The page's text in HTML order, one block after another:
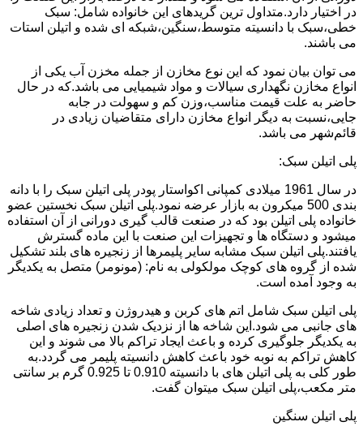
در اختیار دارد.متداول ترین گریدهای این خانواده شامل: سبک
خطی،سبک با دانسیته متوسط،سنگین،شبکه ای شده و اتیلن استات
می باشند.
می توان بیان نمود که این نوع مخازن از جمله مخزن آب یکی از
انواع مخازن نگهداری سیالات و مواد شیمیایی می باشد.که در حال
حاضر به علت قیمت مناسب،وزن کم و سهولت در جابه
جایی،نسبت به دیگر انواع مخازن دارای متقاضیان زیادی در
قائم‌شهر می باشد.
پلی اتیلن سبک:
در سال 1961 میلادی کمپانی اکواستار پودر پلی اتیلن سبک را با دانه
بندی 500 میکرون به بازار عرضه نمود.پلی اتیلن سبک نخستین عضو
خانواده پلی اتیلن بود که در صنعت قالب گیری دورانی از آن استفاده
میشود و دستگاه ها و تجهیزات این صنعت با این ماده گسترش
یافتند.پلی اتیلن سبک مشابه سایر پلیمرها از زنجیره های بلند تشکیل
شده از گروه های کوچک مولکولی به نام: (مونومر) متصل به یکدیگر
به وجود آمده است.
پلی اتیلن سبک شامل اتم های کربن و هیدروژن و تعداد زیادی شاخه
های جانبی می شود.این شاخه ها از نزدیک شدن زنجیره های اصلی
به یکدیگر جلوگیری کرده و باعث ایجاد تراکم بالا می شوند و این
کاهش تراکم به نوبه خود باعث کاهش دانسیته پلیمر می گردد.به
طور کلی به پلی اتیلن های با دانسیته 0.910 تا 0.925 گرم بر سانتی
متر مکعب،پلی اتیلن سبک میتوان گفت.
پلی اتیلن سنگین